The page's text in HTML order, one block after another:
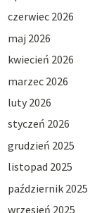
czerwiec 2026
maj 2026
kwiecień 2026
marzec 2026
luty 2026
styczeń 2026
grudzień 2025
listopad 2025
październik 2025
wrzesień 2025